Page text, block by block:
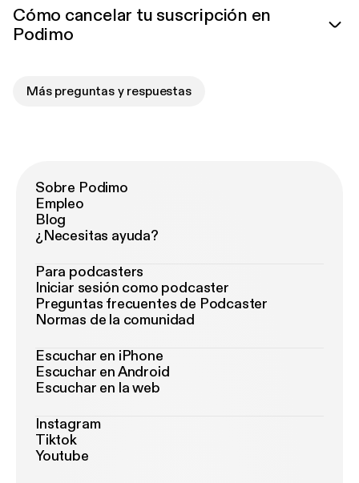
Cómo cancelar tu suscripción en
Podimo
Más preguntas y respuestas
Sobre Podimo
Empleo
Blog
¿Necesitas ayuda?
Para podcasters
Iniciar sesión como podcaster
Preguntas frecuentes de Podcaster
Normas de la comunidad
Escuchar en iPhone
Escuchar en Android
Escuchar en la web
Instagram
Tiktok
Youtube